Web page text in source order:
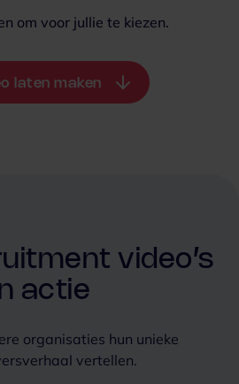
om voor jullie te kiezen.
laten maken
video’s
actie
organisaties hun unieke
vertellen.